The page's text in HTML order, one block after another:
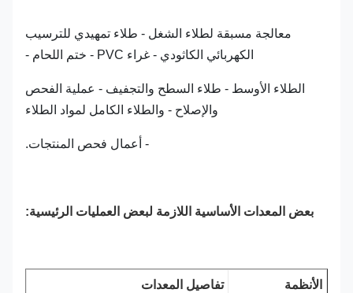
معالجة مسبقة لطلاء الشغل - طلاء تمهيدي للترسيب
الكهربائي الكاثودي - غراء PVC - ختم اللحام -
الطلاء الأوسط - طلاء السطح والتجفيف - عملية الفحص
والإصلاح - والطلاء الكامل لمواد الطلاء
- أعمال فحص المنتجات.
بعض المعدات الأساسية اللازمة لبعض العمليات الرئيسية:
الأنظمة
تفاصيل المعدات